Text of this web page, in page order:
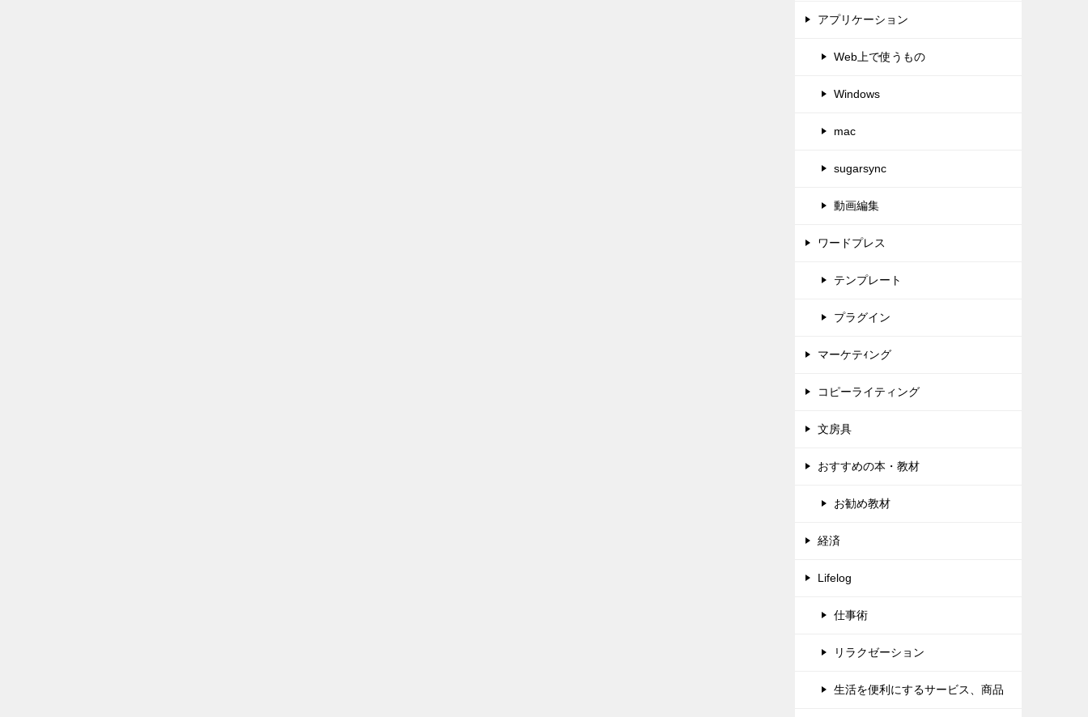
アプリケーション
Web上で使うもの
Windows
mac
sugarsync
動画編集
ワードプレス
テンプレート
プラグイン
マーケテｨング
コピーライティング
文房具
おすすめの本・教材
お勧め教材
経済
Lifelog
仕事術
リラクゼーション
生活を便利にするサービス、商品